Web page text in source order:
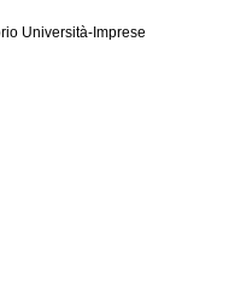
Università-Imprese